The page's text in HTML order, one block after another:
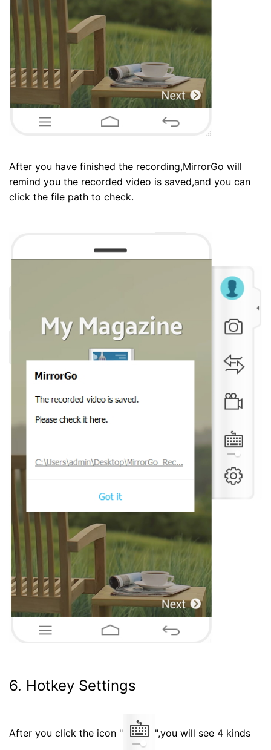
After you have finished the recording,MirrorGo will
remind you the recorded video is saved,and you can
click the file path to check.
6. Hotkey Settings
After you click the icon " ",you will see 4 kinds